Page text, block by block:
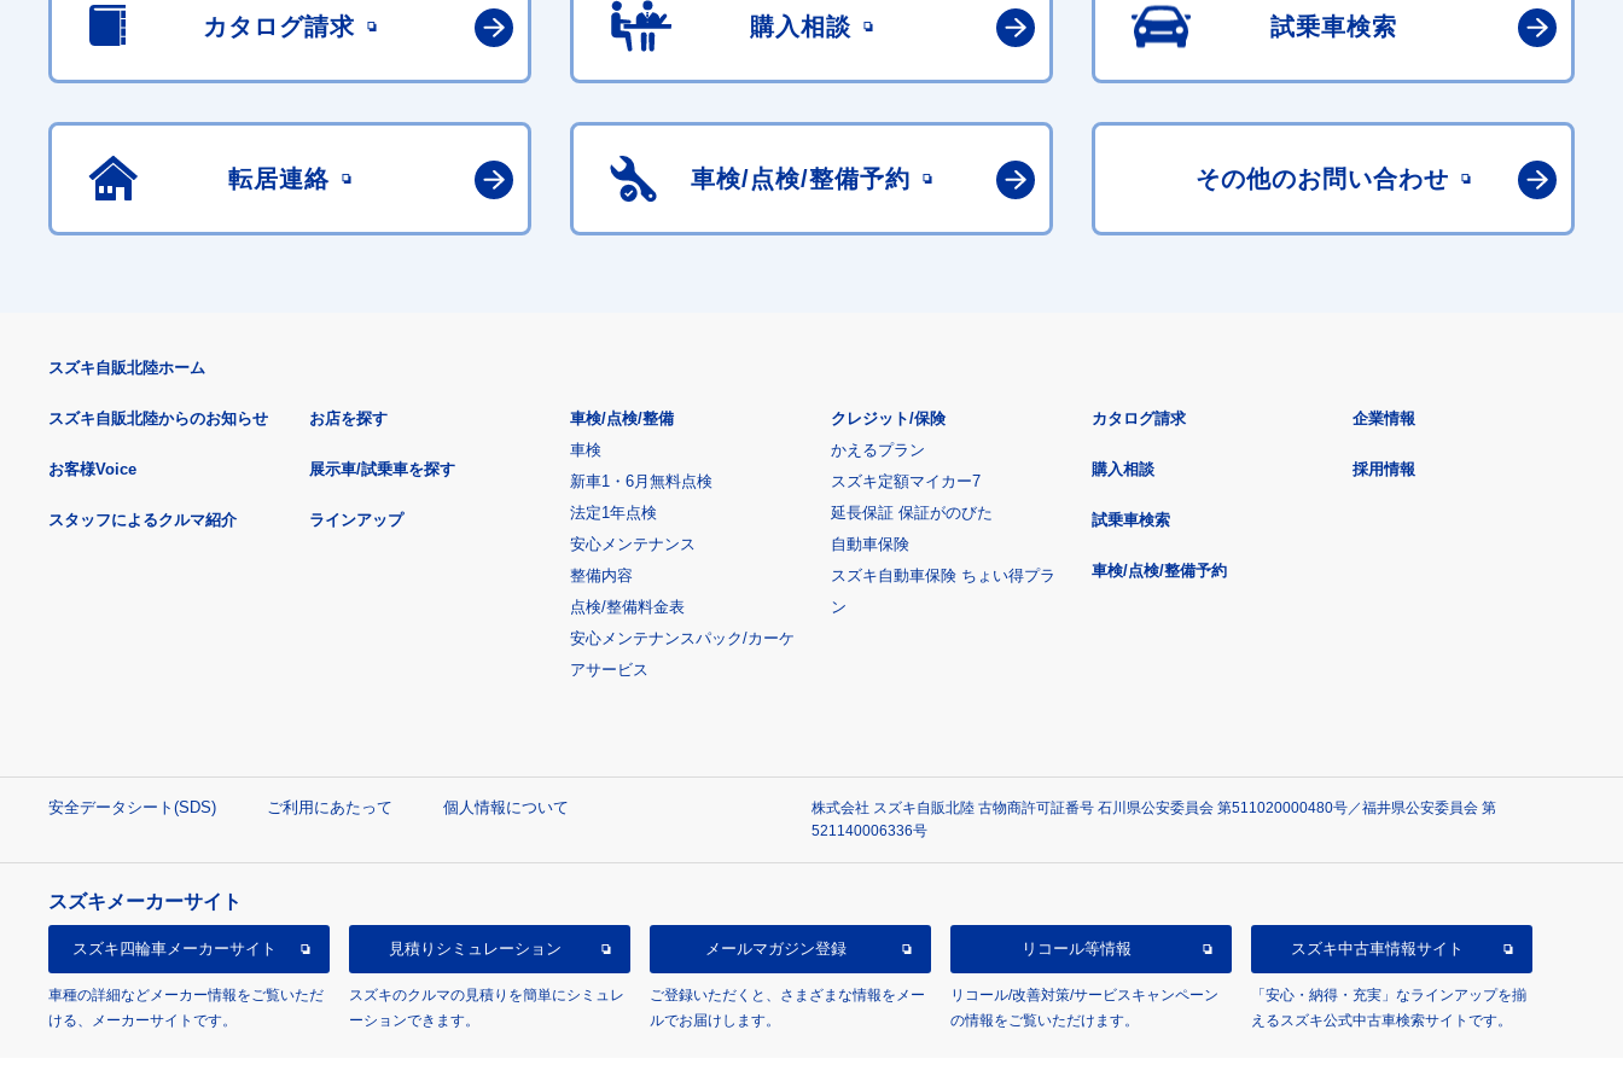
カタログ請求 購入相談 試乗車検索
転居連絡 車検/点検/整備予約 その他のお問い合わせ
スズキ自販北陸ホーム
スズキ自販北陸からのお知らせ
お客様Voice
スタッフによるクルマ紹介
お店を探す
展示車/試乗車を探す
ラインアップ
車検/点検/整備
車検
新車1・6月無料点検
法定1年点検
安心メンテナンス
整備内容
点検/整備料金表
安心メンテナンスパック/カーケ
アサービス
クレジット/保険
かえるプラン
スズキ定額マイカー7
延長保証 保証がのびた
自動車保険
スズキ自動車保険 ちょい得プラ
ン
カタログ請求
購入相談
試乗車検索
車検/点検/整備予約
企業情報
採用情報
安全データシート(SDS) ご利用にあたって 個人情報について
株式会社 スズキ自販北陸 古物商許可証番号 石川県公安委員会 第511020000480号／福井県公安委員会 第
521140006336号
スズキメーカーサイト
スズキ四輪車メーカーサイト
車種の詳細などメーカー情報をご覧いただ
ける、メーカーサイトです。
見積り シミュレーション
スズキのクルマの見積りを簡単にシミュレ
ーションできます。
メールマガジン登録
ご登録いただくと、さまざまな情報をメー
ルでお届けします。
リコール等情報
リコール/改善対策/サービスキャンペーン
の情報をご覧いただけます。
スズキ中古車情報サイト
「安心・納得・充実」なラインアップを揃
えるスズキ公式中古車検索サイトです。